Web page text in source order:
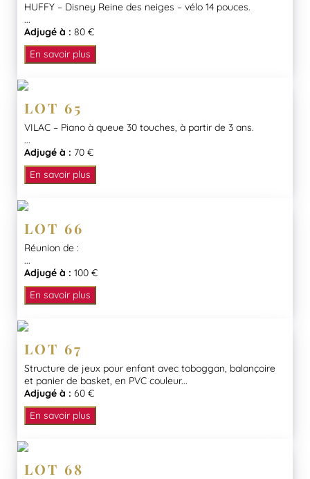
HUFFY – Disney Reine des neiges – vélo 14 pouces.
...
Adjugé à : 80 €
En savoir plus
LOT 65
VILAC – Piano à queue 30 touches, à partir de 3 ans.
...
Adjugé à : 70 €
En savoir plus
LOT 66
Réunion de :
...
Adjugé à : 100 €
En savoir plus
LOT 67
Structure de jeux pour enfant avec toboggan, balançoire
et panier de basket, en PVC couleur...
Adjugé à : 60 €
En savoir plus
LOT 68